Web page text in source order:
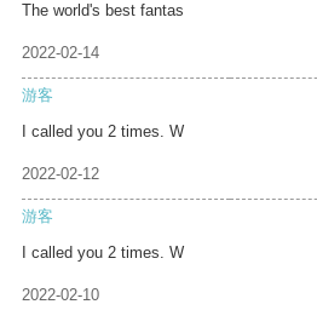
The world's best fantas
2022-02-14
游客
I called you 2 times. W
2022-02-12
游客
I called you 2 times. W
2022-02-10